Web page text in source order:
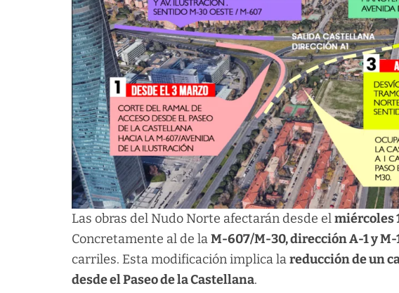
Las obras del Nudo Norte afectarán desde elmiércoles
Concretamente al de laM-607/M-30, dirección A-1 y M-
carriles. Esta modificación implica lareducción de un
desde el Paseo de la Castellana.